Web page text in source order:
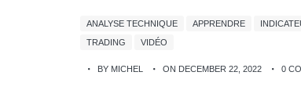
ANALYSE TECHNIQUE APPRENDRE
TRADING
VIDÉO
BY MICHEL ON DECEMBER 22, 2022 0